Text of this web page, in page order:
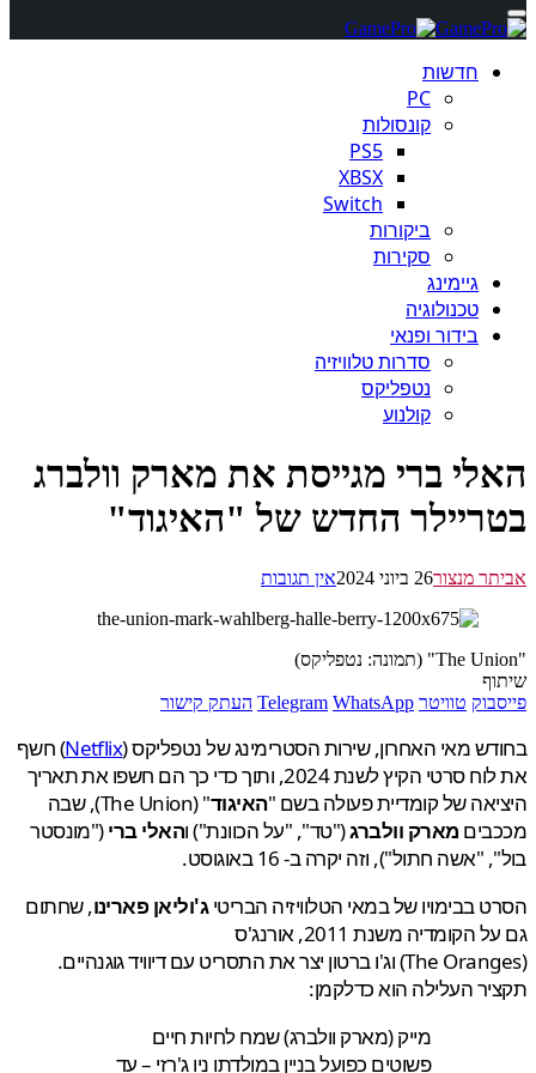
חדשות
PC
קונסולות
PS5
XBSX
Switch
ביקורות
סקירות
גיימינג
טכנולוגיה
בידור ופנאי
סדרות טלוויזיה
נטפליקס
קולנוע
ברי מגייסת את מארק וולברג
החדש של "האיגוד"
מנצור26 ביוני 2024 אין תגובות
טוויטר Telegram WhatsApp העתק קישור
מאי האחרון, שירות הסטרימינג של נטפליקס (Netflix) חשף
את לוח סרטי הקיץ לשנת 2024, ותוך כדי כך הם חשפו את תאריך
של קומדיית פעולה בשם "האיגוד
" (The Union), שבה
מארק וולברג("טד", "על הכוונת") והאלי ברי("מונסטר
חתול"), וזה יקרה ב- 16 באוגוסט.
בבימויו של במאי הטלוויזיה הבריטיג'וליאן פארינו, שחתום
משנת 2011, אורנג'ס
(The Oranges) וג'ו ברטון יצר את התסריט עם דיוויד גוגנהיים.
העלילה הוא כדלקמן:
מייק (מארק וולברג) שמח לחיות חיים
פשוטים כפועל בניין במולדתו ניו ג'רזי – עד